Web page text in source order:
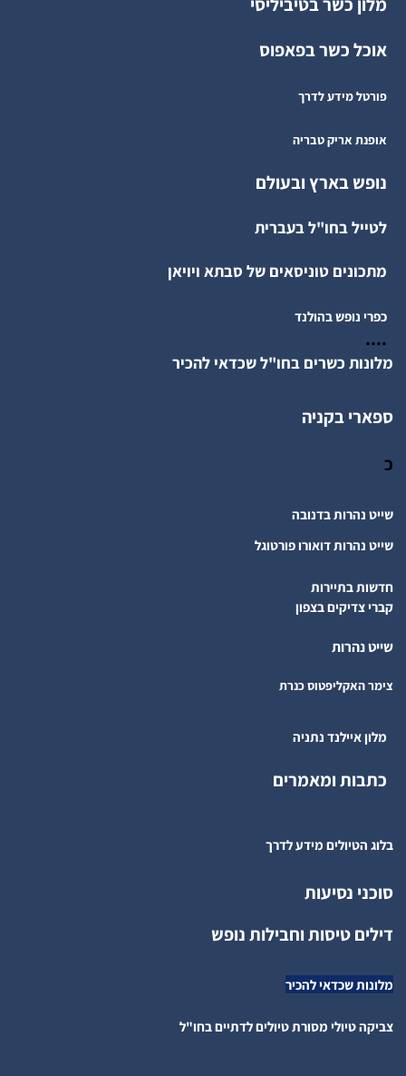
אוכל כשר בפאפוס
פורטל מידע לדרך
אופנת אריק טבריה
נופש בארץ ובעולם
לטייל בחו"ל בעברית
מתכונים טוניסאים של סבתא ויויאן
כפרי נופש בהולנד
....
מלונות כשרים בחו"ל שכדאי להכיר
ספארי בקניה
כ
שייט נהרות בדנובה
שייט נהרות דואורו פורטוגל
חדשות בתיירות
קברי צדיקים בצפון
שייט נהרות
צימר האקליפטוס כנרת
מלון איילנד נתניה
כתבות ומאמרים
בלוג הטיולים מידע לדרך
סוכני נסיעות
דילים טיסות וחבילות נופש
מלונות שכדאי להכיר
צביקה טיולי מסורת טיולים לדתיים בחו"ל